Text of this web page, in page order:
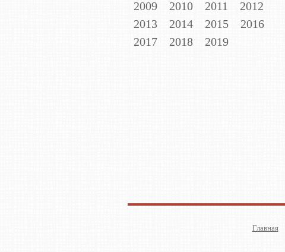
2009
2010 2011
2012
2013
2014 2015
2016
2017
2018 2019
Главная